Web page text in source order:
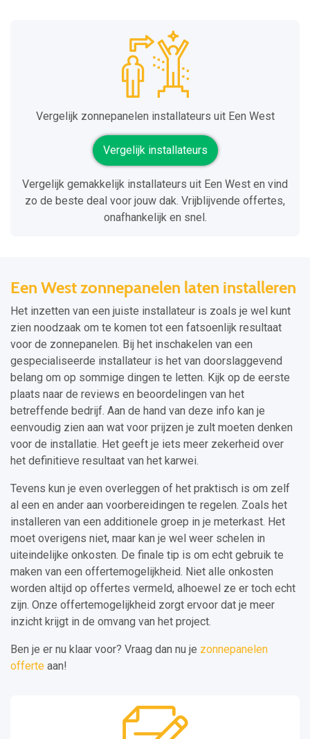
Vergelijk zonnepanelen installateurs uit Een West
Vergelijk installateurs
Vergelijk gemakkelijk installateurs uit Een West en vind
zo de beste deal voor jouw dak. Vrijblijvende offertes,
onafhankelijk en snel.
Een West zonnepanelen laten installeren
Het inzetten van een juiste installateur is zoals je wel kunt
zien noodzaak om te komen tot een fatsoenlijk resultaat
voor de zonnepanelen. Bij het inschakelen van een
gespecialiseerde installateur is het van doorslaggevend
belang om op sommige dingen te letten. Kijk op de eerste
plaats naar de reviews en beoordelingen van het
betreffende bedrijf. Aan de hand van deze info kan je
eenvoudig zien aan wat voor prijzen je zult moeten denken
voor de installatie. Het geeft je iets meer zekerheid over
het definitieve resultaat van het karwei.
Tevens kun je even overleggen of het praktisch is om zelf
al een en ander aan voorbereidingen te regelen. Zoals het
installeren van een additionele groep in je meterkast. Het
moet overigens niet, maar kan je wel weer schelen in
uiteindelijke onkosten. De finale tip is om echt gebruik te
maken van een offertemogelijkheid. Niet alle onkosten
worden altijd op offertes vermeld, alhoewel ze er toch echt
zijn. Onze offertemogelijkheid zorgt ervoor dat je meer
inzicht krijgt in de omvang van het project.
Ben je er nu klaar voor? Vraag dan nu je zonnepanelen
offerte aan!